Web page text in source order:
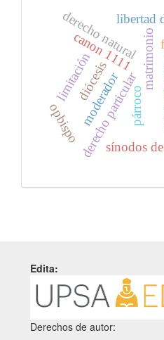
matrimonio
canon 1111
derecho particular
moderador
diócesis
párroco
sínodos
libertad
limitación
derecho natural
opbispo
Edita:
Derechos de autor: